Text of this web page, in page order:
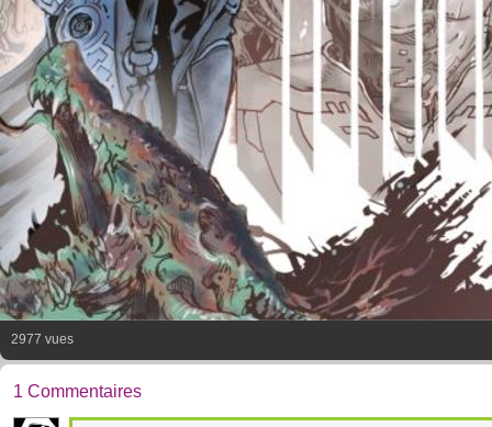
2977 vues
1 Commentaires